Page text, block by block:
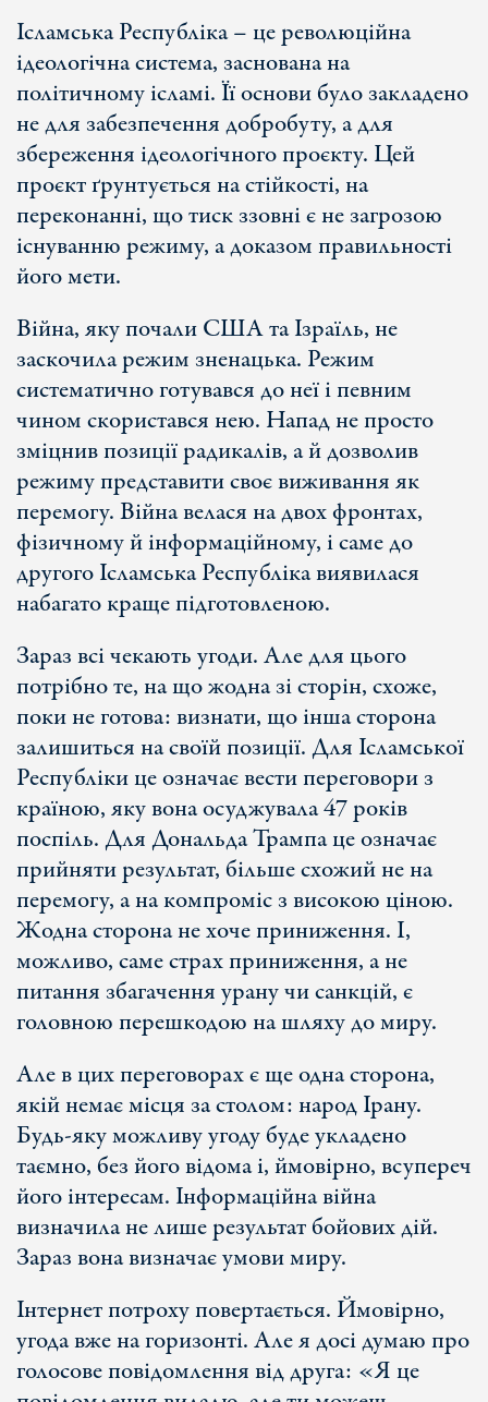
Ісламська Республіка – це революційна
ідеологічна система, заснована на
політичному ісламі. Її основи було закладено
не для забезпечення добробуту, а для
збереження ідеологічного проєкту. Цей
проєкт ґрунтується на стійкості, на
переконанні, що тиск ззовні є не загрозою
існуванню режиму, а доказом правильності
його мети.
Війна, яку почали США та Ізраїль, не
заскочила режим зненацька. Режим
систематично готувався до неї і певним
чином скористався нею. Напад не просто
зміцнив позиції радикалів, а й дозволив
режиму представити своє виживання як
перемогу. Війна велася на двох фронтах,
фізичному й інформаційному, і саме до
другого Ісламська Республіка виявилася
набагато краще підготовленою.
Зараз всі чекають угоди. Але для цього
потрібно те, на що жодна зі сторін, схоже,
поки не готова: визнати, що інша сторона
залишиться на своїй позиції. Для Ісламської
Республіки це означає вести переговори з
країною, яку вона осуджувала 47 років
поспіль. Для Дональда Трампа це означає
прийняти результат, більше схожий не на
перемогу, а на компроміс з високою ціною.
Жодна сторона не хоче приниження. І,
можливо, саме страх приниження, а не
питання збагачення урану чи санкцій, є
головною перешкодою на шляху до миру.
Але в цих переговорах є ще одна сторона,
якій немає місця за столом: народ Ірану.
Будь-яку можливу угоду буде укладено
таємно, без його відома і, ймовірно, всупереч
його інтересам. Інформаційна війна
визначила не лише результат бойових дій.
Зараз вона визначає умови миру.
Інтернет потроху повертається. Ймовірно,
угода вже на горизонті. Але я досі думаю про
голосове повідомлення від друга: «Я це